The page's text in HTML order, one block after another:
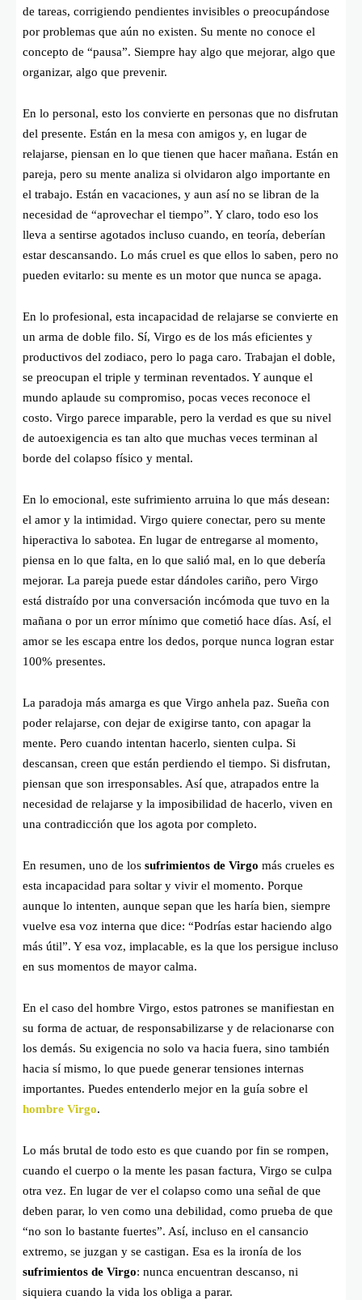
de tareas, corrigiendo pendientes invisibles o preocupándose
por problemas que aún no existen. Su mente no conoce el
concepto de “pausa”. Siempre hay algo que mejorar, algo que
organizar, algo que prevenir.
En lo personal, esto los convierte en personas que no disfrutan
del presente. Están en la mesa con amigos y, en lugar de
relajarse, piensan en lo que tienen que hacer mañana. Están en
pareja, pero su mente analiza si olvidaron algo importante en
el trabajo. Están en vacaciones, y aun así no se libran de la
necesidad de “aprovechar el tiempo”. Y claro, todo eso los
lleva a sentirse agotados incluso cuando, en teoría, deberían
estar descansando. Lo más cruel es que ellos lo saben, pero no
pueden evitarlo: su mente es un motor que nunca se apaga.
En lo profesional, esta incapacidad de relajarse se convierte en
un arma de doble filo. Sí, Virgo es de los más eficientes y
productivos del zodiaco, pero lo paga caro. Trabajan el doble,
se preocupan el triple y terminan reventados. Y aunque el
mundo aplaude su compromiso, pocas veces reconoce el
costo. Virgo parece imparable, pero la verdad es que su nivel
de autoexigencia es tan alto que muchas veces terminan al
borde del colapso físico y mental.
En lo emocional, este sufrimiento arruina lo que más desean:
el amor y la intimidad. Virgo quiere conectar, pero su mente
hiperactiva lo sabotea. En lugar de entregarse al momento,
piensa en lo que falta, en lo que salió mal, en lo que debería
mejorar. La pareja puede estar dándoles cariño, pero Virgo
está distraído por una conversación incómoda que tuvo en la
mañana o por un error mínimo que cometió hace días. Así, el
amor se les escapa entre los dedos, porque nunca logran estar
100% presentes.
La paradoja más amarga es que Virgo anhela paz. Sueña con
poder relajarse, con dejar de exigirse tanto, con apagar la
mente. Pero cuando intentan hacerlo, sienten culpa. Si
descansan, creen que están perdiendo el tiempo. Si disfrutan,
piensan que son irresponsables. Así que, atrapados entre la
necesidad de relajarse y la imposibilidad de hacerlo, viven en
una contradicción que los agota por completo.
En resumen, uno de los sufrimientos de Virgo más crueles es
esta incapacidad para soltar y vivir el momento. Porque
aunque lo intenten, aunque sepan que les haría bien, siempre
vuelve esa voz interna que dice: “Podrías estar haciendo algo
más útil”. Y esa voz, implacable, es la que los persigue incluso
en sus momentos de mayor calma.
En el caso del hombre Virgo, estos patrones se manifiestan en
su forma de actuar, de responsabilizarse y de relacionarse con
los demás. Su exigencia no solo va hacia fuera, sino también
hacia sí mismo, lo que puede generar tensiones internas
importantes. Puedes entenderlo mejor en la guía sobre el
hombre Virgo.
Lo más brutal de todo esto es que cuando por fin se rompen,
cuando el cuerpo o la mente les pasan factura, Virgo se culpa
otra vez. En lugar de ver el colapso como una señal de que
deben parar, lo ven como una debilidad, como prueba de que
“no son lo bastante fuertes”. Así, incluso en el cansancio
extremo, se juzgan y se castigan. Esa es la ironía de los
sufrimientos de Virgo: nunca encuentran descanso, ni
siquiera cuando la vida los obliga a parar.